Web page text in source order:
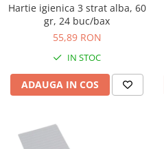
Hartie igienica 3 strat alba, 60
gr, 24 buc/bax
55,89 RON
IN STOC
ADAUGA IN COS